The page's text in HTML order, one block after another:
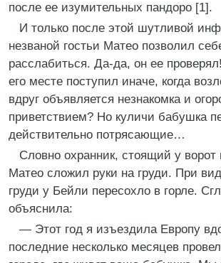
после ее изумительных пандоро [1].
И только после этой шутливой
незваной гостьи Матео позволил
расслабиться. Да-да, он ее
его месте поступил иначе, когда
вдруг объявляется незнакомка и
приветствием? Но куличи бабушка
действительно потрясающие…
Словно охранник, стоящий у ворот
Матео сложил руки на груди. При
груди у Бейли пересохло в горле.
объяснила:
— Этот год я изъездила Европу
последние несколько месяцев